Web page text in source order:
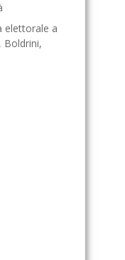
elettorale a
Boldrini,